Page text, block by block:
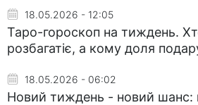
18.05.2026 - 12:05
Таро-гороскоп на тиждень.
розбагатіє, а кому доля
18.05.2026 - 06:02
Новий тиждень - новий